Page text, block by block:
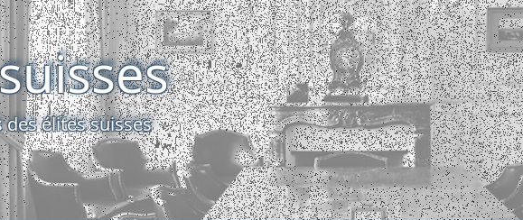
des élites suisses